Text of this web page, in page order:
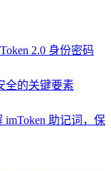
2.0 身份密码
全的关键要素
imToken 助记词，保